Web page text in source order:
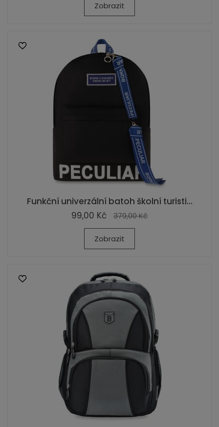
Zobrazit
Funkční univerzální batoh školní turisti...
99,00 Kč
379,00 Kč
Zobrazit